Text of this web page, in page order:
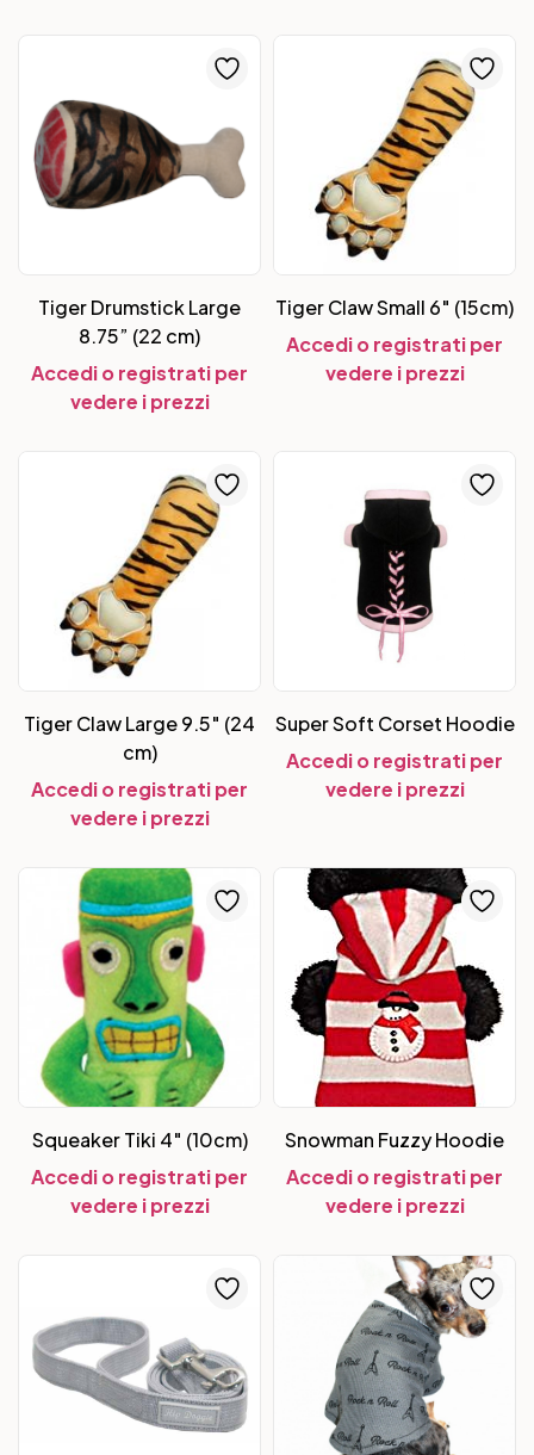
Tiger Drumstick Large
8.75” (22 cm)
Accedi o registrati per
vedere i prezzi
Tiger Claw Small 6″ (15cm)
Accedi o registrati per
vedere i prezzi
Tiger Claw Large 9.5″ (24
cm)
Accedi o registrati per
vedere i prezzi
Super Soft Corset Hoodie
Accedi o registrati per
vedere i prezzi
Squeaker Tiki 4″ (10cm)
Accedi o registrati per
vedere i prezzi
Snowman Fuzzy Hoodie
Accedi o registrati per
vedere i prezzi